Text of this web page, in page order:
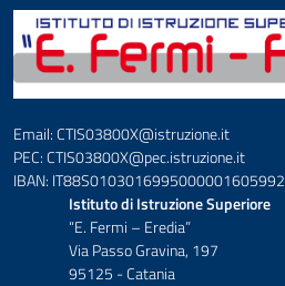
Email: CTIS03800X@istruzione.it
PEC: CTIS03800X@pec.istruzione.it
IBAN: IT88S0103016995000001605992
Istituto di Istruzione Superiore
“E. Fermi – Eredia”
Via Passo Gravina, 197
95125 - Catania